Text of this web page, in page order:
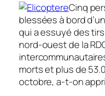
Cinq
blessées à bord
qui a essuyé des
nord-ouest de la
morts et plus de
octobre, a-t-on